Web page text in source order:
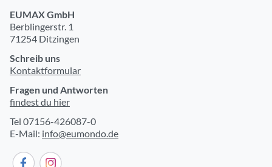
EUMAX GmbH
Berblingerstr. 1
71254 Ditzingen
Schreib uns
Kontaktformular
Fragen und Antworten
findest du hier
Tel 07156-426087-0
E-Mail: info@eumondo.de